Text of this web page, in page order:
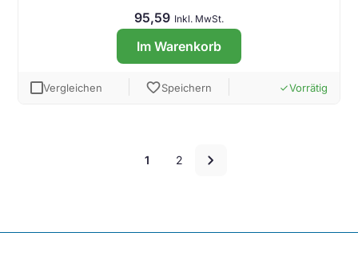
95,59 Inkl. MwSt.
Im Warenkorb
Vergleichen favoriteSpeichern doneVorrätig
Sammlung
1 2 chevron_right